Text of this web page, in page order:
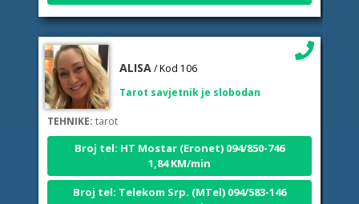
TEHNIKE:tarot
Broj tel: HT Mostar (Eronet) 094/850-746
1,84 KM/min
Broj tel: Telekom Srp. (MTel) 094/583-146
2,45 KM/min